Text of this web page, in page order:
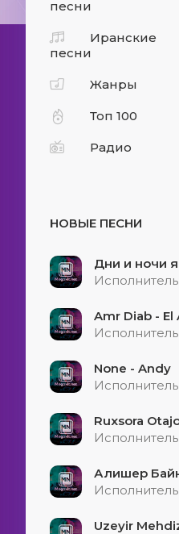
песни
Иранские
песни
Жанры
Топ 100
Радио
НОВЫЕ ПЕСНИ
Исполнитель
Исполнитель
None - Andy
Исполнитель
Исполнитель
Исполнитель